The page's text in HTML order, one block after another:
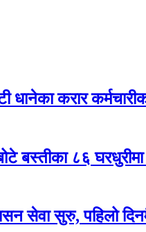
धानेका करार
बस्तीका ८६
सेवा सुरु, पहिलो